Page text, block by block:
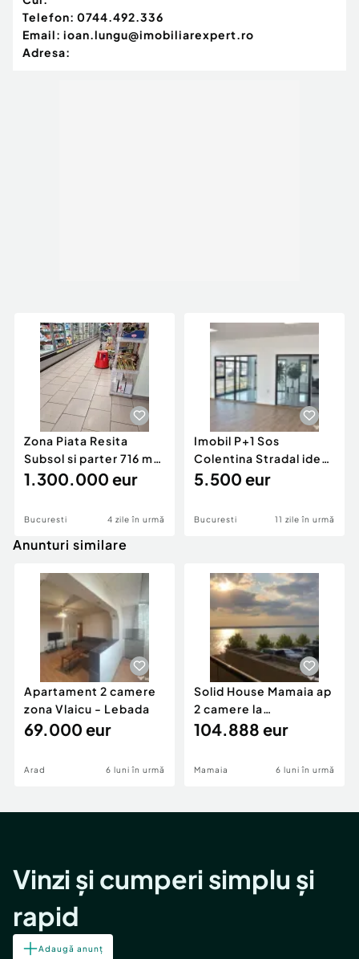
Telefon: 0744.492.336
Email: ioan.lungu@imobiliarexpert.ro
Adresa:
Zona Piata Resita
Subsol si parter 716 mp
inchiriat la Ma...
1.300.000 eur
Bucuresti 4 zile în urmă
Imobil P+1 Sos
Colentina Stradal ideal
Shoroom
5.500 eur
Bucuresti 11 zile în urmă
Anunturi similare
Apartament 2 camere
zona Vlaicu - Lebada
69.000 eur
Arad 6 luni în urmă
Solid House Mamaia ap
2 camere la
cheie,langa Mega
104.888 eur
Mamaia 6 luni în urmă
Vinzi și cumperi simplu și
rapid
Adaugă anunț